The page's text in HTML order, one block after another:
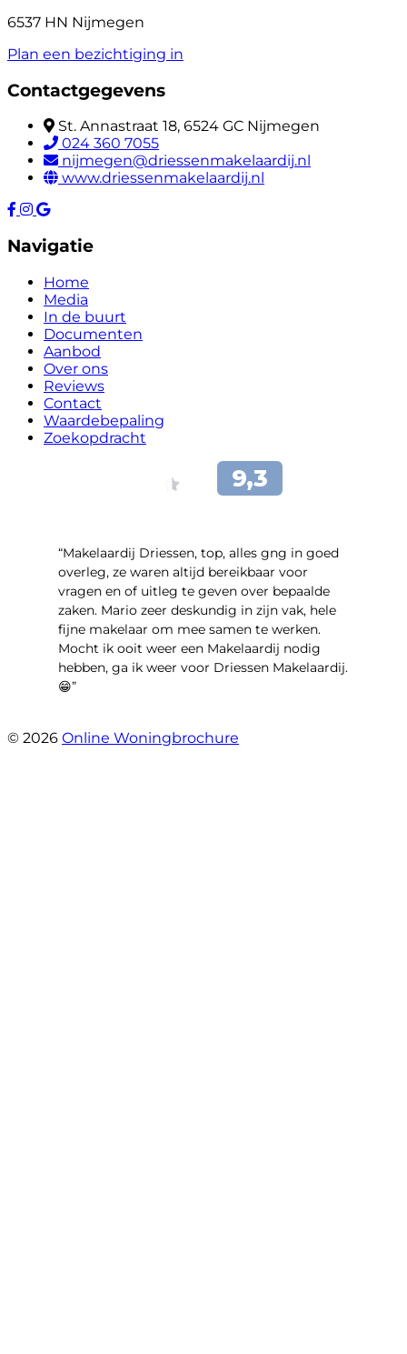
6537 HN Nijmegen
Plan een bezichtiging in
Contactgegevens
St. Annastraat 18, 6524 GC Nijmegen
024 360 7055
nijmegen@driessenmakelaardij.nl
www.driessenmakelaardij.nl
Navigatie
Home
Media
In de buurt
Documenten
Aanbod
Over ons
Reviews
Contact
Waardebepaling
Zoekopdracht
“Makelaardij Driessen, top, alles gng in goed
overleg, ze waren altijd bereikbaar voor
vragen en of uitleg te geven over bepaalde
zaken. Mario zeer deskundig in zijn vak, hele
fijne makelaar om mee samen te werken.
Mocht ik ooit weer een Makelaardij nodig
hebben, ga ik weer voor Driessen Makelaardij.
😁”
© 2026 Online Woningbrochure